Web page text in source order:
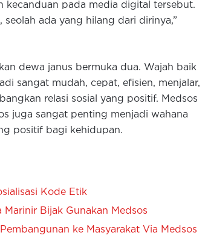
kecanduan pada media digital tersebut.
seolah ada yang hilang dari dirinya,”
dewa janus bermuka dua. Wajah baik
sangat mudah, cepat, efisien, menjalar,
relasi sosial yang positif. Medsos
juga sangat penting menjadi wahana
positif bagi kehidupan.
Kode Etik
Bijak Gunakan Medsos
ke Masyarakat Via Medsos